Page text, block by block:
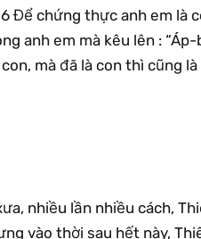
Để chứng thực anh em là
anh em mà kêu lên : “Áp-
mà đã là con thì cũng
nhiều lần nhiều cách,
vào thời sau hết này,